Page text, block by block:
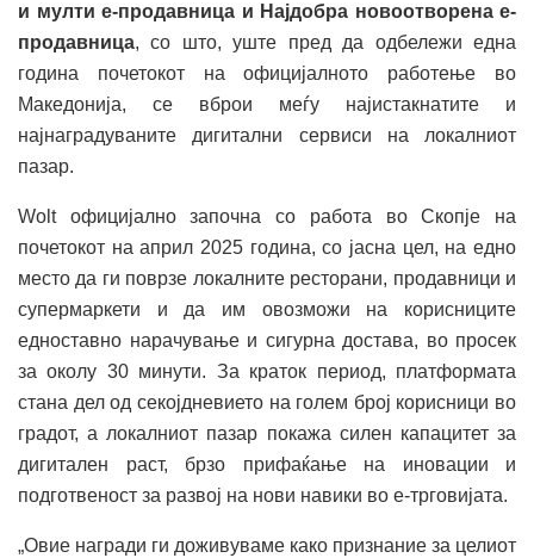
и мулти е-продавница и Најдобра новоотворена е-
продавница, со што, уште пред да одбележи една
година почетокот на официјалното работење во
Македонија, се вброи меѓу најистакнатите и
најнаградуваните дигитални сервиси на локалниот
пазар.
Wolt официјално започна со работа во Скопје на
почетокот на април 2025 година, со јасна цел, на едно
место да ги поврзе локалните ресторани, продавници и
супермаркети и да им овозможи на корисниците
едноставно нарачување и сигурна достава, во просек
за околу 30 минути. За краток период, платформата
стана дел од секојдневието на голем број корисници во
градот, а локалниот пазар покажа силен капацитет за
дигитален раст, брзо прифаќање на иновации и
подготвеност за развој на нови навики во е-трговијата.
„Овие награди ги доживуваме како признание за целиот